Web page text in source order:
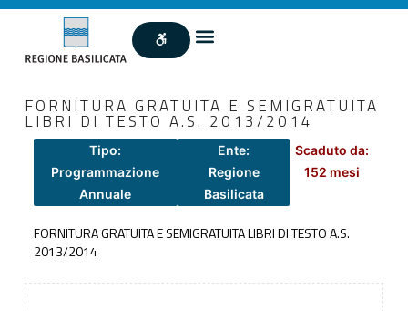
FORNITURA GRATUITA E SEMIGRATUITA
LIBRI DI TESTO A.S. 2013/2014
Tipo:
Programmazione
Annuale
Ente:
Regione
Basilicata
Scaduto da:
152 mesi
FORNITURA GRATUITA E SEMIGRATUITA LIBRI DI TESTO A.S.
2013/2014